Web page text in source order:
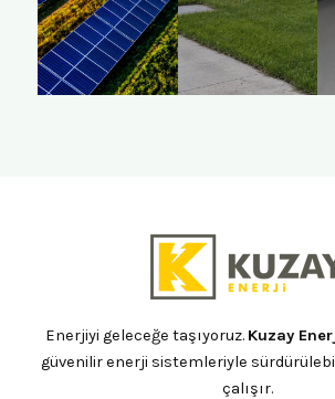
Enerjiyi geleceğe taşıyoruz. Kuzay
güvenilir enerji sistemleriyle
çalışır.